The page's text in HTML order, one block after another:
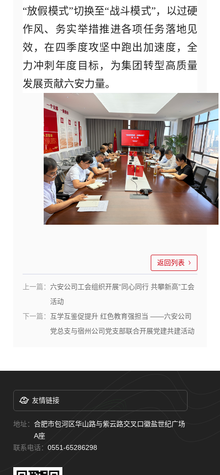
“放假模式”切换至“战斗模式”，以过硬
作风、务实举措推进各项任务落地见
效，在四季度攻坚中跑出加速度，全
力冲刺年度目标，为集团转型高质量
发展贡献六安力量。
返回列表
上一篇： 六安公司工会组织开展“同心同行 共攀新高”工会
活动
下一篇： 互学互鉴促提升 红色教育强担当 ——六安公司
党总支与宿州公司党支部联合开展党建共建活动
友情链接
地址： 合肥市包河区华山路与紫云路交叉口徽盐世纪广场
A座
联系电话： 0551-65286298